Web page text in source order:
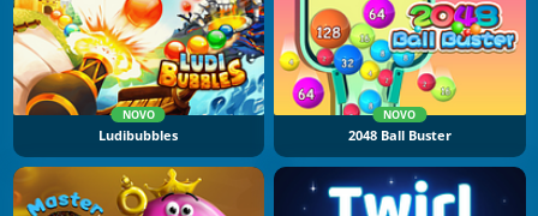
NOVO
Ludibubbles
NOVO
2048 Ball Buster